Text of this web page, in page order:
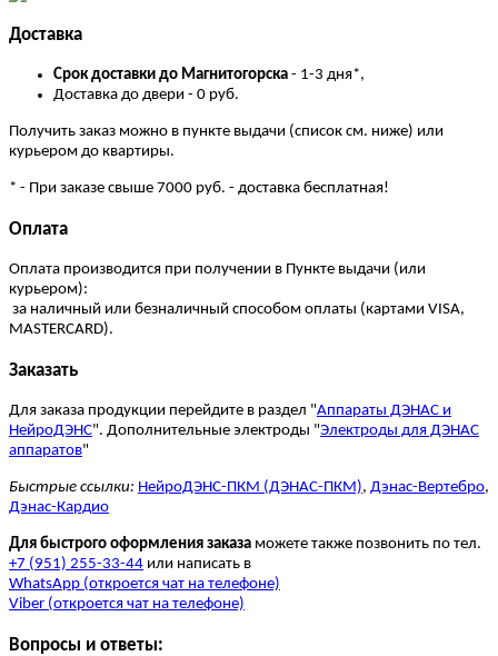
Доставка
Cрок доставки до Магнитогорска - 1-3 дня*,
Доставка до двери - 0 руб.
Получить заказ можно в пункте выдачи (список см. ниже) или
курьером до квартиры.
* - При заказе свыше 7000 руб. - доставка бесплатная!
Оплата
Оплата производится при получении в Пункте выдачи (или
курьером):
за наличный или безналичный способом оплаты (картами VISA,
MASTERCARD).
Заказать
Для заказа продукции перейдите в раздел "Аппараты ДЭНАС и
НейроДЭНС". Дополнительные электроды "Электроды для ДЭНАС
аппаратов"
Быстрые ссылки: НейроДЭНС-ПКМ (ДЭНАС-ПКМ), Дэнас-Вертебро,
Дэнас-Кардио
Для быстрого оформления заказа можете также позвонить по тел.
+7 (951) 255-33-44 или написать в
WhatsApp (откроется чат на телефоне)
Viber (откроется чат на телефоне)
Вопросы и ответы: